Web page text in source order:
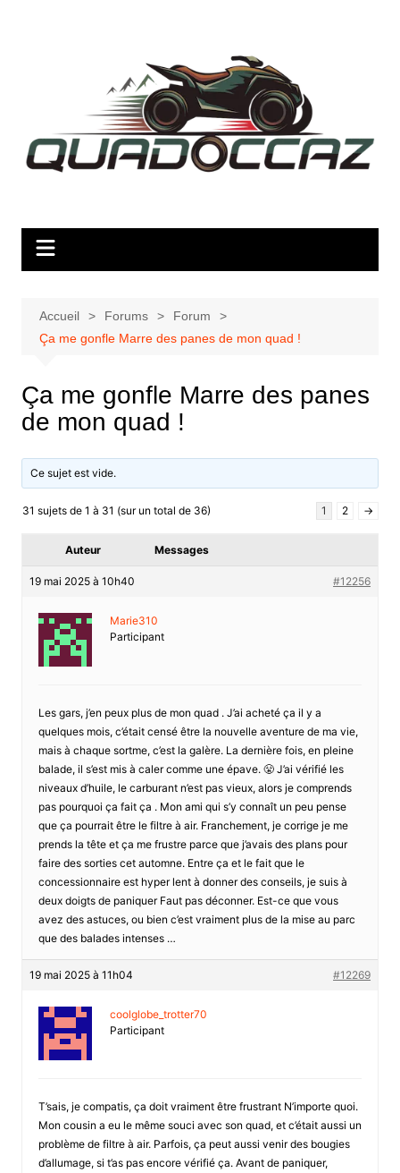
Accueil Forums
Forum
Ça me gonfle Marre des panes de mon quad !
Ça me gonfle Marre des panes
de mon quad !
Ce sujet est vide.
31 sujets de 1 à 31 (sur un total de 36) 1 2 →
Auteur Messages
19 mai 2025 à 10h40 #12256
Marie310
Participant
Les gars, j’en peux plus de mon quad . J’ai acheté ça il y a
quelques mois, c’était censé être la nouvelle aventure de ma vie,
mais à chaque sortme, c’est la galère. La dernière fois, en pleine
balade, il s’est mis à caler comme une épave. 😤 J’ai vérifié les
niveaux d’huile, le carburant n’est pas vieux, alors je comprends
pas pourquoi ça fait ça . Mon ami qui s’y connaît un peu pense
que ça pourrait être le filtre à air. Franchement, je corrige je me
prends la tête et ça me frustre parce que j’avais des plans pour
faire des sorties cet automne. Entre ça et le fait que le
concessionnaire est hyper lent à donner des conseils, je suis à
deux doigts de paniquer Faut pas déconner. Est-ce que vous
avez des astuces, ou bien c’est vraiment plus de la mise au parc
que des balades intenses …
19 mai 2025 à 11h04 #12269
coolglobe_trotter70
Participant
T’sais, je compatis, ça doit vraiment être frustrant N’importe quoi.
Mon cousin a eu le même souci avec son quad, et c’était aussi un
problème de filtre à air. Parfois, ça peut aussi venir des bougies
d’allumage, si t’as pas encore vérifié ça. Avant de paniquer,